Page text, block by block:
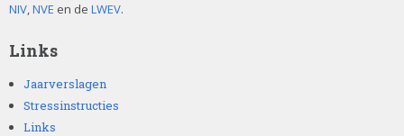
NIV,NVE en de LWEV.
Links
Jaarverslagen
Stressinstructies
Links